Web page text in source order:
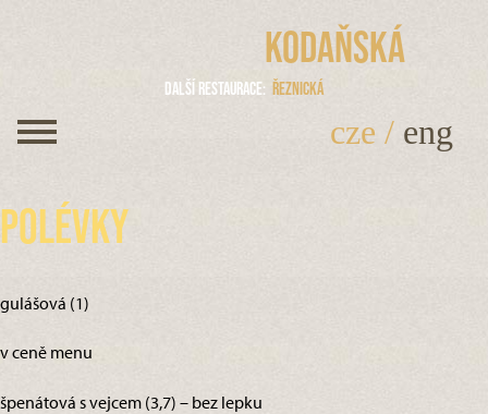
Kodaňská
Další restaurace Řeznická
cze / eng
Polévky
gulášová (1)
v ceně menu
špenátová s vejcem (3,7) – bez lepku